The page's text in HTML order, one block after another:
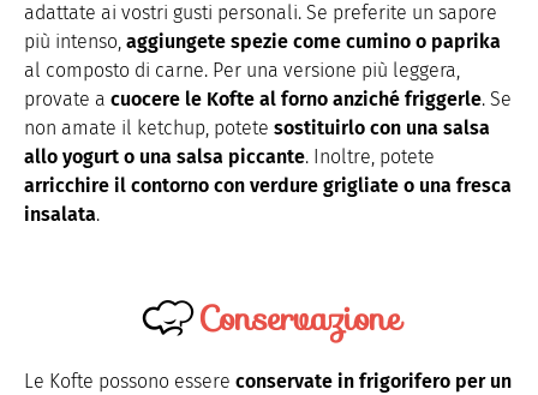
adattate ai vostri gusti personali. Se preferite un sapore
più intenso, aggiungete spezie come cumino o paprika
al composto di carne. Per una versione più leggera,
provate a cuocere le Kofte al forno anziché friggerle. Se
non amate il ketchup, potete sostituirlo con una salsa
allo yogurt o una salsa piccante. Inoltre, potete
arricchire il contorno con verdure grigliate o una fresca
insalata.
Conservazione
Le Kofte possono essere conservate in frigorifero per un